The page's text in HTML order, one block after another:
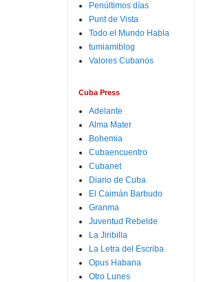
Penúltimos días
Punt de Vista
Todo el Mundo Habla
tumiamiblog
Valores Cubanos
Cuba Press
Adelante
Alma Mater
Bohemia
Cubaencuentro
Cubanet
Diario de Cuba
El Caimán Barbudo
Granma
Juventud Rebelde
La Jiribilla
La Letra del Escriba
Opus Habana
Otro Lunes